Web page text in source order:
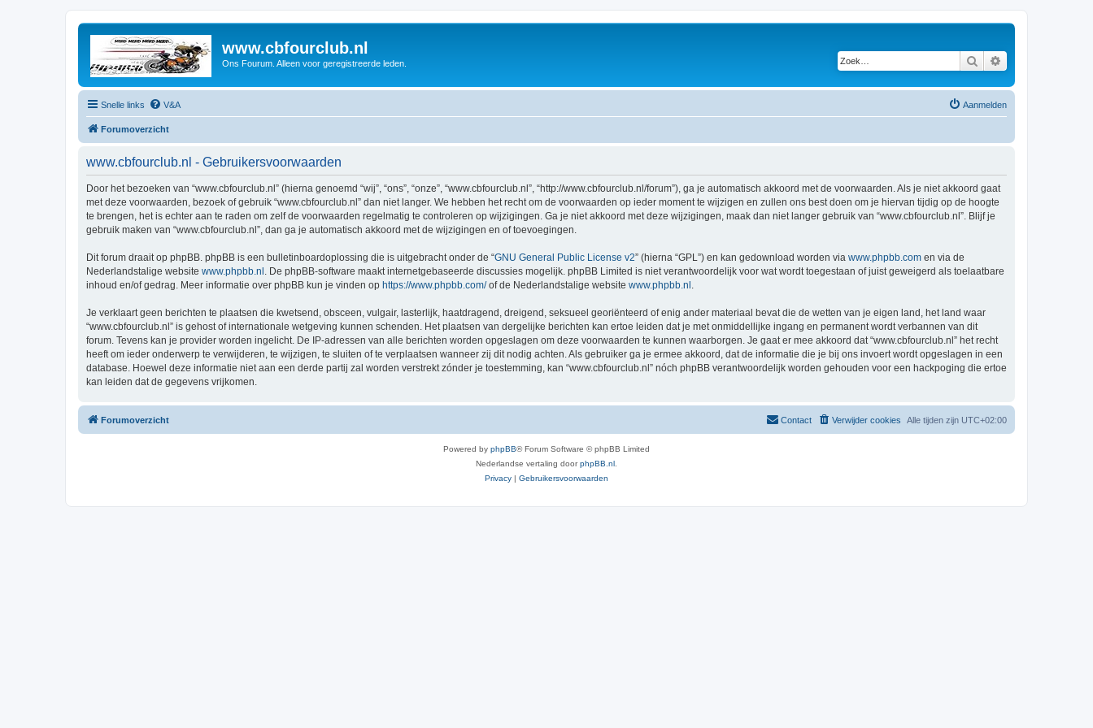
www.cbfourclub.nl
Ons Fourum. Alleen voor geregistreerde leden. Zoek
Snelle links V&A Aanmelden
Forumoverzicht
www.cbfourclub.nl - Gebruikersvoorwaarden
Door het bezoeken van “www.cbfourclub.nl” (hierna genoemd “wij”, “ons”, “onze”, “www.cbfourclub.nl”, “http://www.cbfourclub.nl/forum”), ga je automatisch akkoord met de voorwaarden. Als je niet akkoord gaat
met deze voorwaarden, bezoek of gebruik “www.cbfourclub.nl” dan niet langer. We hebben het recht om de voorwaarden op ieder moment te wijzigen en zullen ons best doen om je hiervan tijdig op de hoogte
te brengen, het is echter aan te raden om zelf de voorwaarden regelmatig te controleren op wijzigingen. Ga je niet akkoord met deze wijzigingen, maak dan niet langer gebruik van “www.cbfourclub.nl”. Blijf je
gebruik maken van “www.cbfourclub.nl”, dan ga je automatisch akkoord met de wijzigingen en of toevoegingen.
Dit forum draait op phpBB. phpBB is een bulletinboardoplossing die is uitgebracht onder de “GNU General Public License v2” (hierna “GPL”) en kan gedownload worden via www.phpbb.com en via de
Nederlandstalige website www.phpbb.nl . De phpBB-software maakt internetgebaseerde discussies mogelijk. phpBB Limited is niet verantwoordelijk voor wat wordt toegestaan of juist geweigerd als toelaatbare
inhoud en/of gedrag. Meer informatie over phpBB kun je vinden op https://www.phpbb.com/of de Nederlandstalige website www.phpbb.nl
Je verklaart geen berichten te plaatsen die kwetsend, obsceen, vulgair, lasterlijk, haatdragend, dreigend, seksueel georiënteerd of enig ander materiaal bevat die de wetten van je eigen land, het land waar
“www.cbfourclub.nl” is gehost of internationale wetgeving kunnen schenden. Het plaatsen van dergelijke berichten kan ertoe leiden dat je met onmiddellijke ingang en permanent wordt verbannen van dit
forum. Tevens kan je provider worden ingelicht. De IP-adressen van alle berichten worden opgeslagen om deze voorwaarden te kunnen waarborgen. Je gaat er mee akkoord dat “www.cbfourclub.nl” het recht
heeft om ieder onderwerp te verwijderen, te wijzigen, te sluiten of te verplaatsen wanneer zij dit nodig achten. Als gebruiker ga je ermee akkoord, dat de informatie die je bij ons invoert wordt opgeslagen in een
database. Hoewel deze informatie niet aan een derde partij zal worden verstrekt zónder je toestemming, kan “www.cbfourclub.nl” nóch phpBB verantwoordelijk worden gehouden voor een hackpoging die ertoe
kan leiden dat de gegevens vrijkomen.
Forumoverzicht Alle tijden zijn UTC+02:00
Verwijder cookies
Contact
Powered by phpBB® Forum Software © phpBB Limited
Nederlandse vertaling doorphpBB.nl
Privacy | Gebruikersvoorwaarden